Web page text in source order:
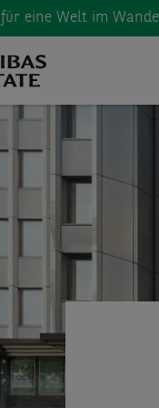
für eine Welt im